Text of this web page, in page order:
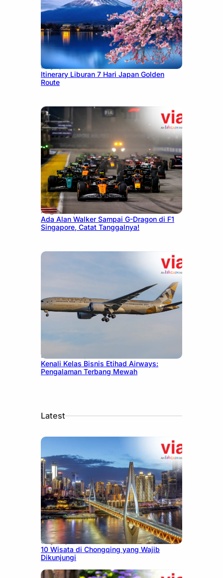
July 7, 2026
Itinerary Liburan 7 Hari Japan Golden
Route
August 13, 2025
Ada Alan Walker Sampai G-Dragon di F1
Singapore, Catat Tanggalnya!
December 27, 2024
Kenali Kelas Bisnis Etihad Airways:
Pengalaman Terbang Mewah
Latest
July 30, 2026
10 Wisata di Chongqing yang Wajib
Dikunjungi